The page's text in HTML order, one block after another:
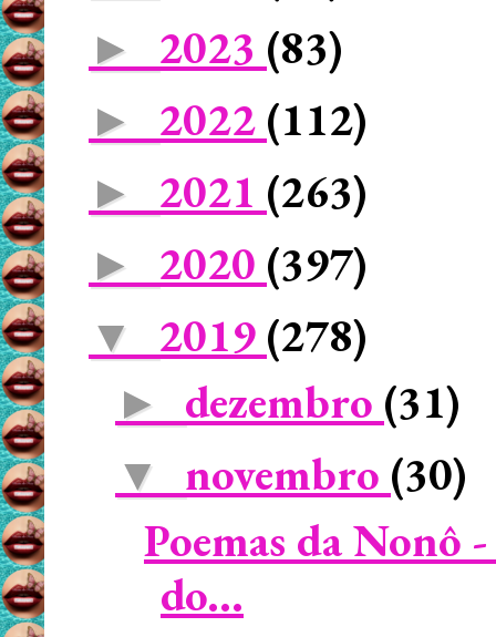
► 2023 (83)
► 2022 (112)
► 2021 (263)
► 2020 (397)
▼ 2019 (278)
► dezembro (31)
▼ novembro (30)
Poemas da Nonô
do...